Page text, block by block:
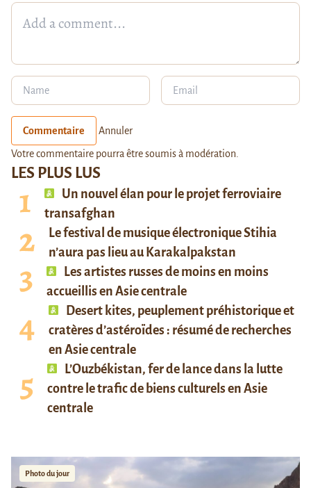
LES PLUS LUS
Un nouvel élan pour le projet ferroviaire
transafghan
Le festival de musique électronique Stihia
n’aura pas lieu au Karakalpakstan
Les artistes russes de moins en moins
accueillis en Asie centrale
Desert kites, peuplement préhistorique et
cratères d’astéroïdes : résumé de recherches
en Asie centrale
L’Ouzbékistan, fer de lance dans la lutte
contre le trafic de biens culturels en Asie
centrale
Photo du jour
Commentaire Annuler
Votre commentaire pourra être soumis à modération.